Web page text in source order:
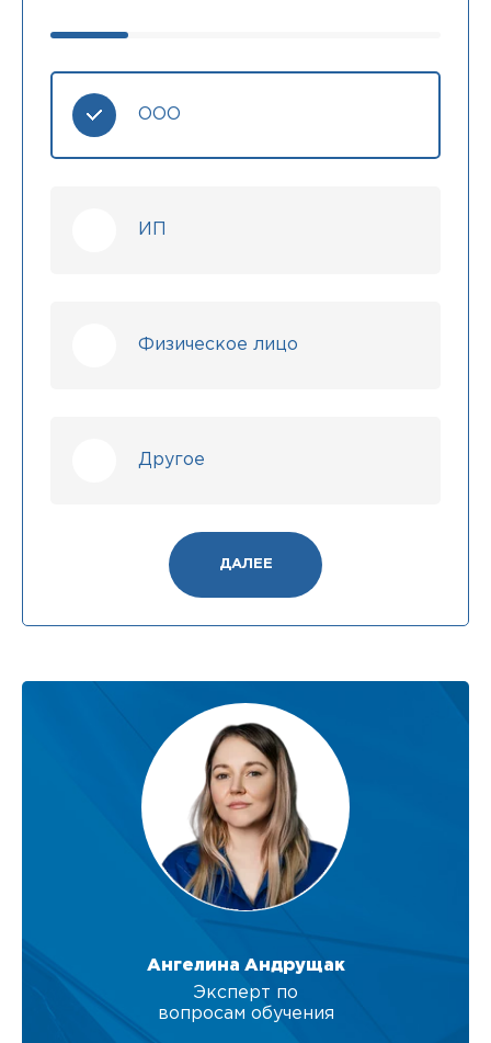
ООО
ИП
Физическое лицо
Другое
ДАЛЕЕ
Ангелина Андрущак
Эксперт по
вопросам обучения